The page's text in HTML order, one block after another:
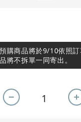
購商品將於9/10依照訂
將不拆單一同寄出。